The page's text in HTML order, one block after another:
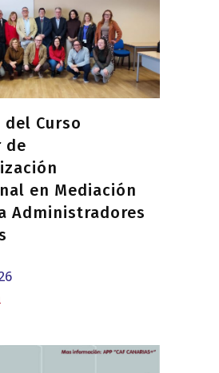
del Curso
de
en Mediación
Administradores